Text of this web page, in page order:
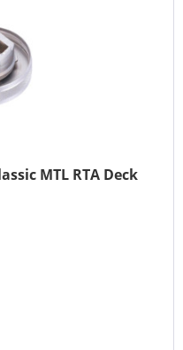
MTL RTA Deck